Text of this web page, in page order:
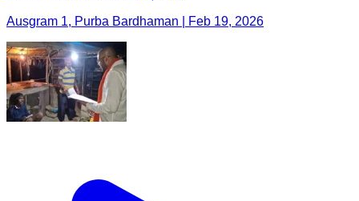
Ausgram 1, Purba Bardhaman | Feb 19, 2026